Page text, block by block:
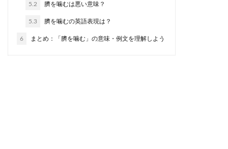
5.2 臍を噛むは悪い意味？
5.3 臍を噛むの英語表現は？
6 まとめ：「臍を噛む」の意味・例文を理解しよう